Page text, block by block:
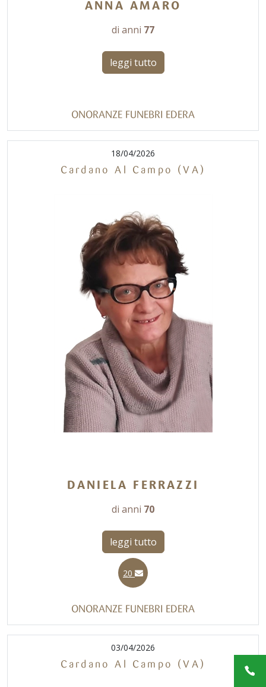
ANNA AMARO
di anni 77
leggi tutto
ONORANZE FUNEBRI EDERA
18/04/2026
Cardano Al Campo (VA)
DANIELA FERRAZZI
di anni 70
leggi tutto
20
ONORANZE FUNEBRI EDERA
03/04/2026
Cardano Al Campo (VA)